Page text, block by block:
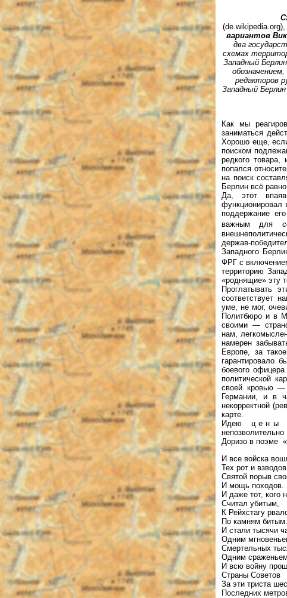
(de.wikipedia.org),
вариантов
два
схемах
Западный
обозначением,
редакторов
Западный
Как мы
заниматься
Хорошо еще,
поиском
редкого
попался
на поиск
Берлин всё
Да, этот
функционировал
поддержание
важным для
держав-
Западного
ФРГ с
территорию
«роднящие» эту
Проглатывать
соответствует
уме, не мог,
Политбюро и в
своими —
нам,
намерен
Европе, за
гарантировало
боевого
политической
своей кровью —
Германии, и в
некорректной
карте.
Идею ц е н ы Б
Доризо в поэме
И все войска
Тех рот и взводов,
Святой порыв
И мощь походов.
И даже тот, кого
Считал убитым,
К Рейхстагу
По камням битым.
И стали тысячи
Одним
Смертельных
Одним сраженьем,
И всю войну
Страны Советов
За эти триста
Последних